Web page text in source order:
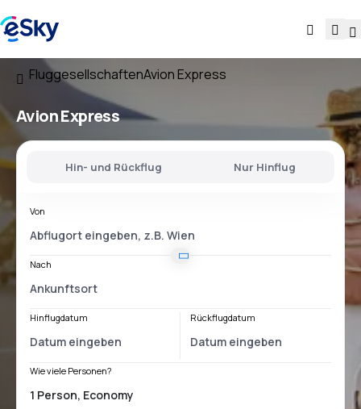
FluggesellschaftenAvion Express
Avion Express
Hin- und Rückflug Nur Hinflug
Von
Nach
Hinflugdatum Rückflugdatum
Wie viele Personen?